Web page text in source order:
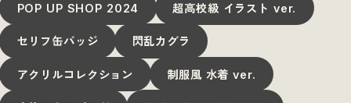
POP UP SHOP 2024 超高校級 イラスト ver.
セリフ缶バッジ 閃乱カグラ
アクリルコレクション 制服風 水着 ver.